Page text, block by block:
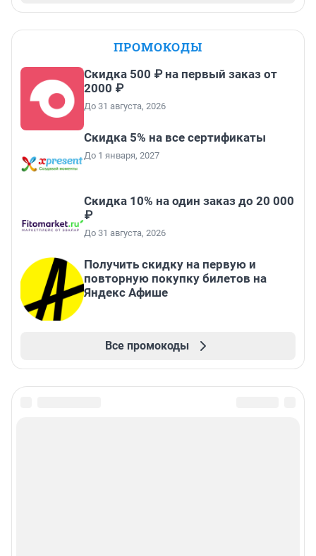
ПРОМОКОДЫ
Скидка 500 ₽ на первый заказ от
2000 ₽
До 31 августа, 2026
Скидка 5% на все сертификаты
До 1 января, 2027
Скидка 10% на один заказ до 20 000
₽
До 31 августа, 2026
Получить скидку на первую и
повторную покупку билетов на
Яндекс Афише
Все промокоды